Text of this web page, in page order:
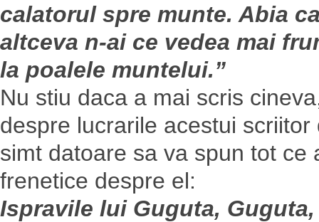
calatorul spre munte. Abia
altceva n-ai ce vedea mai
la poalele muntelui.”
Nu stiu daca a mai scris
despre lucrarile acestui
simt datoare sa va spun tot
frenetice despre el:
Ispravile lui Guguta,